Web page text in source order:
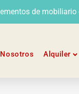
de
Nosotros Alquiler